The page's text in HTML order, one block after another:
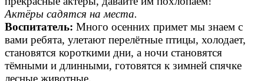
Актёры садятся на места.
Воспитатель: Много осенних примет мы знаем с
вами ребята, улетают перелётные птицы, холодает,
становятся короткими дни, а ночи становятся
тёмными и длинными, готовятся к зимней спячке
лесные животные.